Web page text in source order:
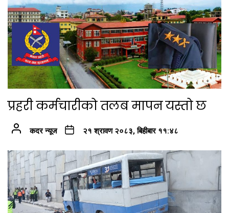
प्रहरी कर्मचारीको तलब मापन यस्तो छ
कदर न्यूज २१ श्रावण २०८३, बिहीबार ११:४८